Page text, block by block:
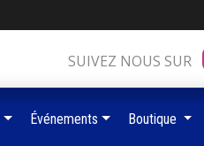
SUIVEZ NOUS SUR
Événements Boutique